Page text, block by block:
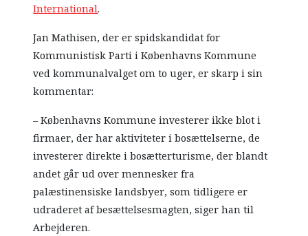
International.
Jan Mathisen, der er spidskandidat for
Kommunistisk Parti i Københavns Kommune
ved kommunalvalget om to uger, er skarp i sin
kommentar:
– Københavns Kommune investerer ikke blot i
firmaer, der har aktiviteter i bosættelserne, de
investerer direkte i bosætterturisme, der blandt
andet går ud over mennesker fra
palæstinensiske landsbyer, som tidligere er
udraderet af besættelsesmagten, siger han til
Arbejderen.